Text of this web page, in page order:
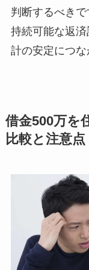
判断するべき
持続可能な返
計の安定につな
借金500万を
比較と注意点